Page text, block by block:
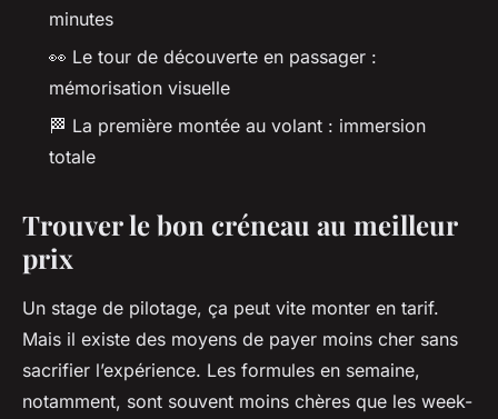
minutes
👀 Le tour de découverte en passager :
mémorisation visuelle
🏁 La première montée au volant : immersion
totale
Trouver le bon créneau au meilleur
prix
Un stage de pilotage, ça peut vite monter en tarif.
Mais il existe des moyens de payer moins cher sans
sacrifier l’expérience. Les formules en semaine,
notamment, sont souvent moins chères que les week-